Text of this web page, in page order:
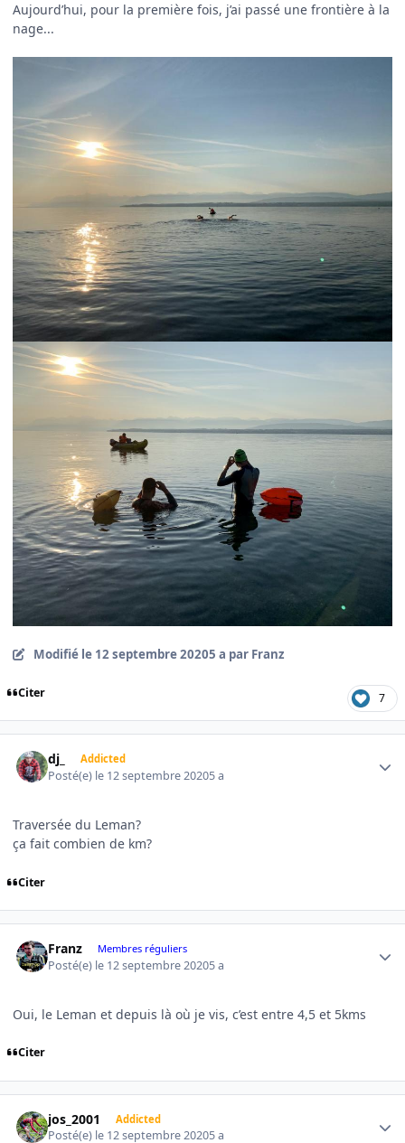
Aujourd’hui, pour la première fois, j’ai passé une frontière à la
nage...
Modifié le 12 septembre 20205 a par Franz
Citer 7
dj_ Addicted
Posté(e) le 12 septembre 20205 a
Traversée du Leman?
ça fait combien de km?
Citer
Franz Membres réguliers
Posté(e) le 12 septembre 20205 a
Oui, le Leman et depuis là où je vis, c’est entre 4,5 et 5kms
Citer
jos_2001 Addicted
Posté(e) le 12 septembre 20205 a